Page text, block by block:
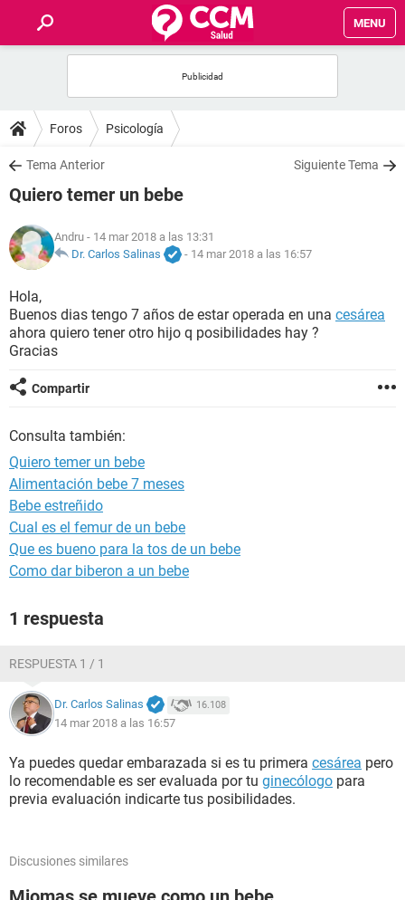
MENU
FOROS
SALUD
FAMILIA
NUTRICIÓN
BIENESTAR
SEXUALIDAD
GLOSARIO
Foros Psicología
Tema Anterior Siguiente Tema
Quiero temer un bebe
Andru - 14 mar 2018 a las 13:31
Dr. Carlos Salinas
- 14 mar 2018 a las 16:57
Hola,
Buenos dias tengo 7 años de estar operada en una cesárea
ahora quiero tener otro hijo q posibilidades hay ?
Gracias
Compartir
Consulta también:
Quiero temer un bebe
Alimentación bebe 7 meses
Bebe estreñido
Cual es el femur de un bebe
Que es bueno para la tos de un bebe
Como dar biberon a un bebe
1 respuesta
RESPUESTA 1 / 1
Dr. Carlos Salinas 16.108
14 mar 2018 a las 16:57
Ya puedes quedar embarazada si es tu primera cesárea pero
lo recomendable es ser evaluada por tu ginecólogo para
previa evaluación indicarte tus posibilidades.
Discusiones similares